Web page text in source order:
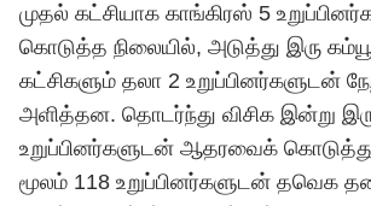
முதல் கட்சியாக காங்கிரஸ் 5
கொடுத்த நிலையில், அடுத்து இரு
கட்சிகளும் தலா 2 உறுப்பினர்களுடன்
அளித்தன. தொடர்ந்து விசிக இன்று
உறுப்பினர்களுடன் ஆதரவைக்
மூலம் 118 உறுப்பினர்களுடன் தவெக